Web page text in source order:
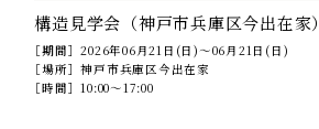
構造見学会（神戸市兵庫区今出在家）
［期間］2026年06月21日(日)～06月21日(日)
［場所］神戸市兵庫区今出在家
［時間］10:00～17:00